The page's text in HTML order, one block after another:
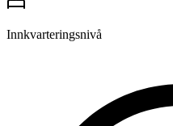
Innkvarteringsnivå